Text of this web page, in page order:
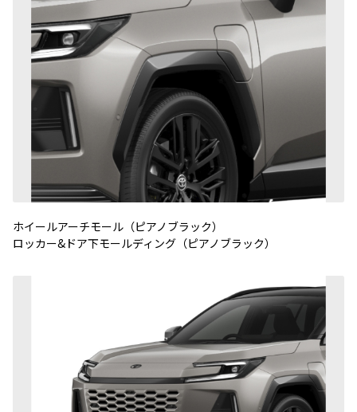
ホイールアーチモール（ピアノブラック）
ロッカー&ドア下モールディング（ピアノブラック）